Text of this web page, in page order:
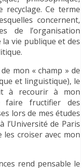
recyclage. Ce terme
concernent,
de l’organisation
vie publique et des
mon « champ » de
et linguistique), le
à recourir à mon
fructifier des
lors de mes études
de Paris
croiser avec mon
rend pensable le